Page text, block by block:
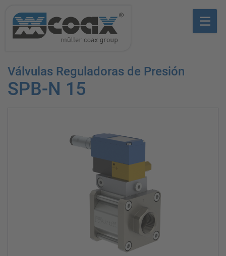
Válvulas Reguladoras de Presión
SPB-N 15